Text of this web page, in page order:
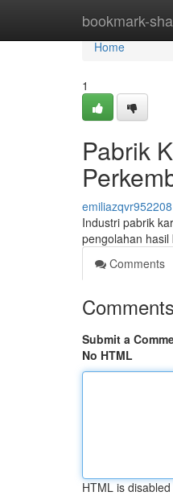
bookmark-
Home
Home
1
Pabrik
emiliazqvr952208
Industri pabrik
pengolahan
Comments
Comments
Submit a
No HTML
HTML is disabled